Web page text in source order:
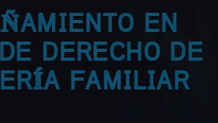
EN
DERECHO DE
FAMILIAR